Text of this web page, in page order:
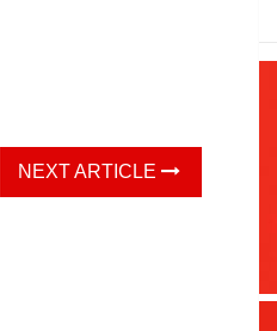
NEXT ARTICLE